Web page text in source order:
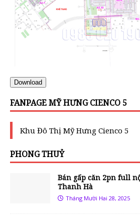
Download
FANPAGE MỸ HƯNG CIENCO 5
Khu Đô Thị Mỹ Hưng Cienco 5
PHONG THUỶ
Bán gấp căn 2pn full
Thanh Hà
Tháng Mười Hai 28, 2025